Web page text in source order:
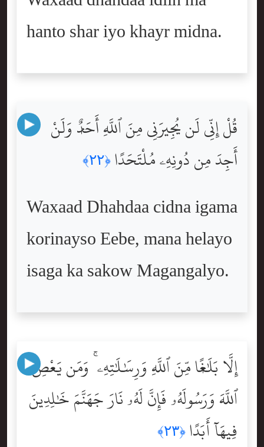
hanto shar iyo khayr midna.
قُلْ إِنِّى لَن يُجِيرَنِى مِنَ ٱللَّهِ أَحَدٌۭ وَلَنْ
أَجِدَ مِن دُونِهِۦ مُلْتَحَدًا ﴿٢٢﴾
Waxaad Dhahdaa cidna igama
korinayso Eebe, mana helayo
isaga ka sakow Magangalyo.
إِلَّا بَلَٰغًۭا مِّنَ ٱللَّهِ وَرِسَٰلَٰتِهِۦ ۚ وَمَن يَعْصِ
ٱللَّهَ وَرَسُولَهُۥ فَإِنَّ لَهُۥ نَارَ جَهَنَّمَ خَٰلِدِينَ
فِيهَآ أَبَدًا ﴿٢٣﴾